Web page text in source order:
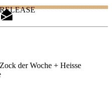
der Woche + Heisse